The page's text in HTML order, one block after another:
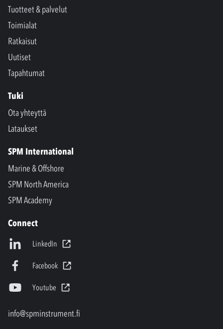
Tuotteet & palvelut
Toimialat
Ratkaisut
Uutiset
Tapahtumat
Tuki
Ota yhteyttä
Lataukset
SPM International
Marine & Offshore
SPM North America
SPM Academy
Connect
LinkedIn
Facebook
Youtube
info@spminstrument.fi